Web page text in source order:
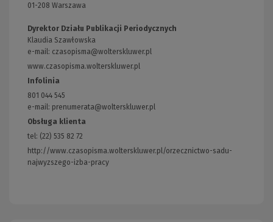
01-208 Warszawa
Dyrektor Działu Publikacji Periodycznych
Klaudia Szawłowska
e-mail: czasopisma@wolterskluwer.pl
www.czasopisma.wolterskluwer.pl
Infolinia
801 044 545
e-mail: prenumerata@wolterskluwer.pl
Obsługa klienta
tel: (22) 535 82 72
http://www.czasopisma.wolterskluwer.pl/orzecznictwo-sadu-
najwyzszego-izba-pracy